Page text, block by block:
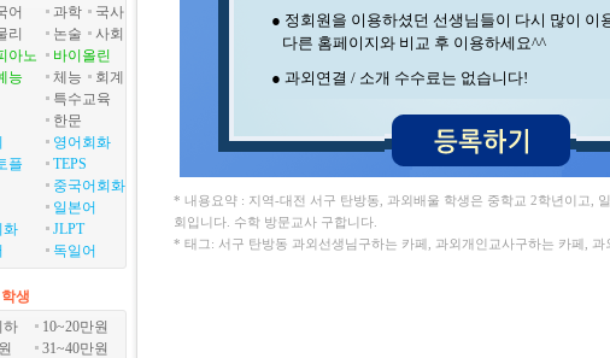
어 과학
국사
리 논술
사회
아노
바이올린
능 체능
회계
특수교육
한문
영어회화
플
TEPS
중국어회화
일본어
화
JLPT
독일어
생
하
10~20만원
31~40만원
이** 수학 , 지** 수학/영어
장** 중국어/중국어회화 , 최** 수
변** 수학/과학 , 윤** 영어
이** 수학/영어 , 김** 수학
중** 과학 , 석** 수학/국어
정** 수학/국어 , 김** 영어/일본어
이** 수학/영어 , 김** 수학
홍* 수학 , 임** 과학/수학
김** 수학/과학 , 이** 영어
안** 수학 , 조** 수학
● 정회원을 이용하셨던 선생님들이 다시 많이 이
다른 홈페이지와 비교 후 이용하세요^^
● 과외연결 / 소개 수수료는 없습니다!
* 내용요약 : 지역-대전 서구 탄방동, 과외배울 학생은 중학교 2학년이고,
회입니다. 수학 방문교사 구합니다.
* 태그: 서구 탄방동 과외선생님구하는 카페, 과외개인교사구하는 카페, 과